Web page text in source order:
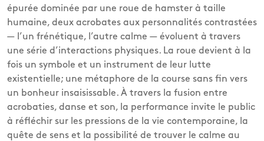
épurée dominée par une roue de hamster à taille
humaine, deux acrobates aux personnalités contrastées
— l’un frénétique, l’autre calme — évoluent à travers
une série d’interactions physiques. La roue devient à la
fois un symbole et un instrument de leur lutte
existentielle; une métaphore de la course sans fin vers
un bonheur insaisissable. À travers la fusion entre
acrobaties, danse et son, la performance invite le public
à réfléchir sur les pressions de la vie contemporaine, la
quête de sens et la possibilité de trouver le calme au